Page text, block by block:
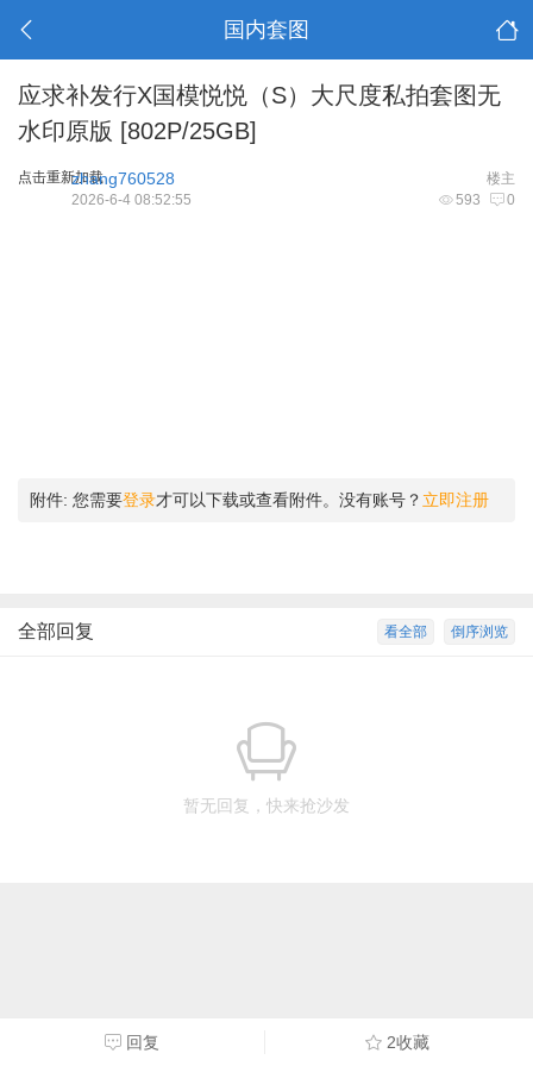
国内套图
应求补发行X国模悦悦（S）大尺度私拍套图无
水印原版 [802P/25GB]
点击重新加载 楼主
zhang760528
593 0
2026-6-4 08:52:55
附件: 您需要登录才可以下载或查看附件。没有账号？ 立即注册
倒序浏览
看全部
全部回复
暂无回复，快来抢沙发
回复 2收藏